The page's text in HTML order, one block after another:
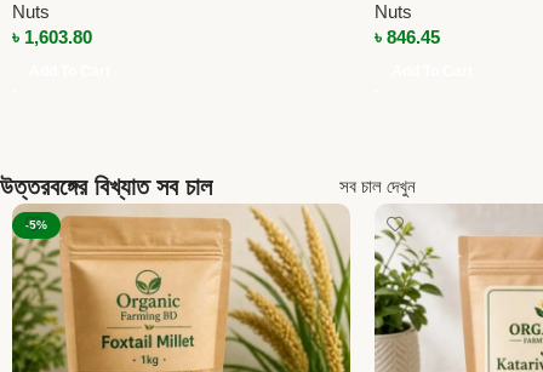
Nuts
৳ 1,603.80
Nuts
৳ 846.45
উত্তরবঙ্গের বিখ্যাত সব চাল সব চাল দেখুন
-5%